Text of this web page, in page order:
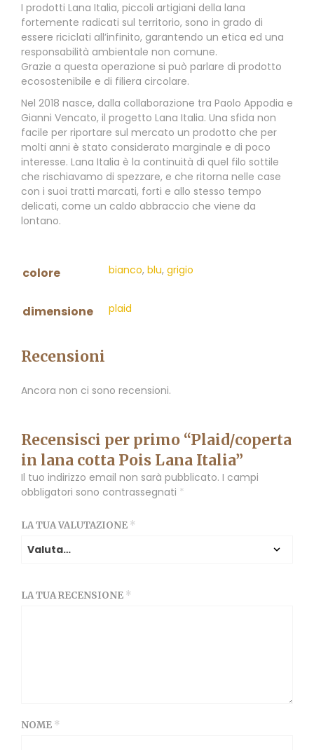
I prodotti Lana Italia, piccoli artigiani della lana
fortemente radicati sul territorio, sono in grado di
essere riciclati all’infinito, garantendo un etica ed una
responsabilità ambientale non comune.
Grazie a questa operazione si può parlare di prodotto
ecosostenibile e di filiera circolare.
Nel 2018 nasce, dalla collaborazione tra Paolo Appodia e
Gianni Vencato, il progetto Lana Italia. Una sfida non
facile per riportare sul mercato un prodotto che per
molti anni è stato considerato marginale e di poco
interesse. Lana Italia è la continuità di quel filo sottile
che rischiavamo di spezzare, e che ritorna nelle case
con i suoi tratti marcati, forti e allo stesso tempo
delicati, come un caldo abbraccio che viene da
lontano.
colore bianco, blu, grigio
dimensione plaid
Recensioni
Ancora non ci sono recensioni.
Recensisci per primo “Plaid/coperta
in lana cotta Pois Lana Italia”
Il tuo indirizzo email non sarà pubblicato. I campi
obbligatori sono contrassegnati *
LA TUA VALUTAZIONE *
LA TUA RECENSIONE *
NOME *